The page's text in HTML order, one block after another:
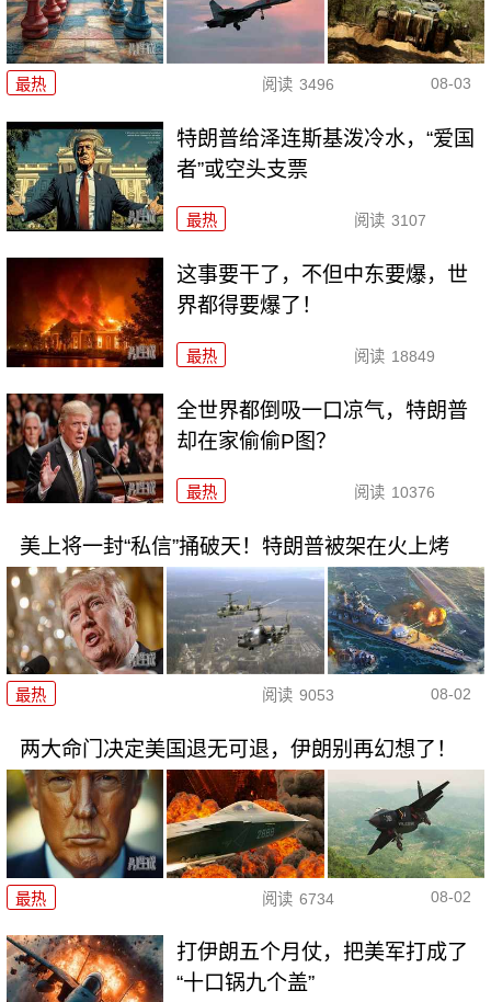
最热 阅读 3496 08-03
特朗普给泽连斯基泼冷水，“爱国
者”或空头支票
最热 阅读 3107
这事要干了，不但中东要爆，世
界都得要爆了！
最热 阅读 18849
全世界都倒吸一口凉气，特朗普
却在家偷偷P图？
最热 阅读 10376
美上将一封“私信”捅破天！特朗普被架在火上烤
最热 阅读 9053 08-02
两大命门决定美国退无可退，伊朗别再幻想了！
最热 阅读 6734 08-02
打伊朗五个月仗，把美军打成了
“十口锅九个盖”